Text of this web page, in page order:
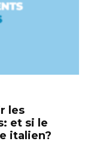
les
et si le
italien?